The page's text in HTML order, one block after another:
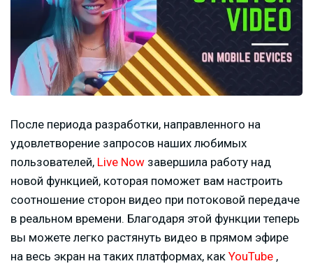
После периода разработки, направленного на
удовлетворение запросов наших любимых
пользователей, Live Now завершила работу над
новой функцией, которая поможет вам настроить
соотношение сторон видео при потоковой передаче
в реальном времени. Благодаря этой функции теперь
вы можете легко растянуть видео в прямом эфире
на весь экран на таких платформах, как YouTube ,